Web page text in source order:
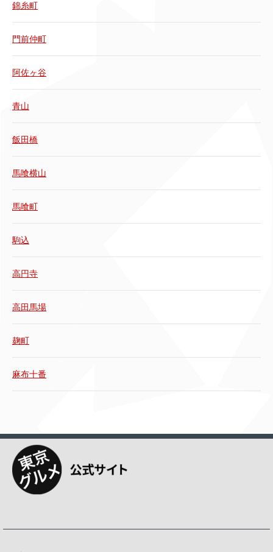
錦糸町
門前仲町
阿佐ヶ谷
青山
飯田橋
馬喰横山
馬喰町
駒込
高円寺
高田馬場
麹町
麻布十番